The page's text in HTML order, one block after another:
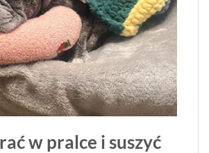
w pralce i suszyć